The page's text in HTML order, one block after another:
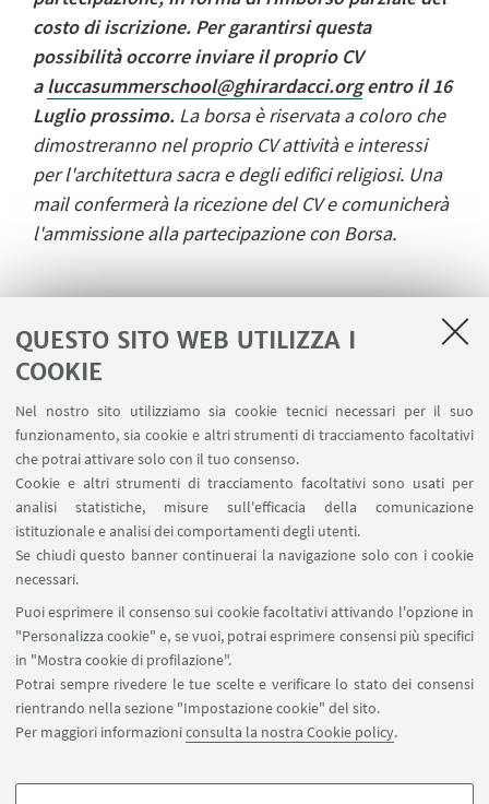
QUESTO SITO WEB UTILIZZA I
COOKIE
Nel nostro sito utilizziamo sia cookie tecnici necessari per il suo
funzionamento, sia cookie e altri strumenti di tracciamento facoltativi
che potrai attivare solo con il tuo consenso.
Cookie e altri strumenti di tracciamento facoltativi sono usati per
analisi statistiche, misure sull'efficacia della comunicazione
istituzionale e analisi dei comportamenti degli utenti.
Se chiudi questo banner continuerai la navigazione solo con i cookie
necessari.
Puoi esprimere il consenso sui cookie facoltativi attivando l'opzione in
"Personalizza cookie" e, se vuoi, potrai esprimere consensi più specifici
in "Mostra cookie di profilazione".
Potrai sempre rivedere le tue scelte e verificare lo stato dei consensi
rientrando nella sezione "Impostazione cookie" del sito.
Per maggiori informazioniconsulta la nostra Cookie policy.
costo di iscrizione. Per garantirsi questa
possibilità occorre inviareil proprio CV
aluccasummerschool@ghirardacci.orgentro il 16
Luglio prossimo. La borsa è riservata a coloro che
dimostreranno nel proprio CV attività e interessi
per l'architettura sacra e degli edifici religiosi. Una
mail confermerà la ricezione del CV e comunicherà
l'ammissione alla partecipazione con Borsa.
Per ogni uteriore domanda o dettaglio,si prega di
contattareluccasummerschool@ghirardacci.org
ov
vero:luigi.bartolomei@gmail.com
CONTATTI
LUIGI BARTOLOMEI
Scrivi una mail
IN EVIDENZA
Programma[ .pdf 5293Kb ]